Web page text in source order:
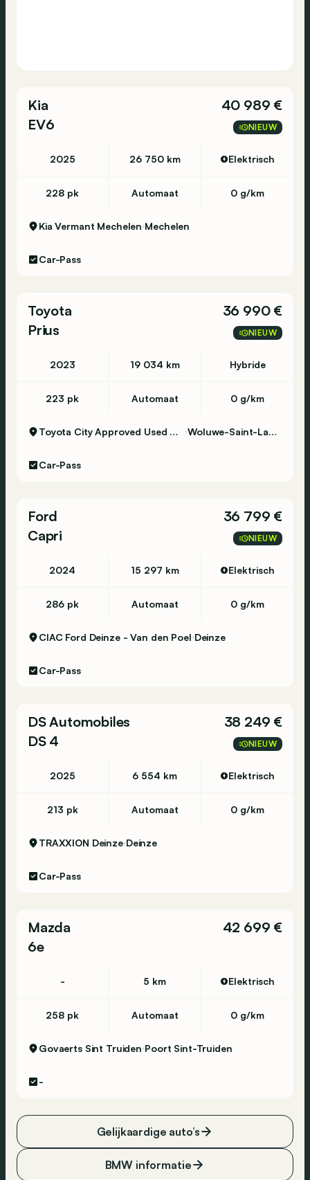
Kia
EV6
40 989 €
NIEUW
2025 26 750 km Elektrisch
228 pk Automaat 0 g/km
Kia Vermant Mechelen Mechelen
Car-Pass
Toyota
Prius
36 990 €
NIEUW
2023 19 034 km Hybride
223 pk Automaat 0 g/km
Toyota City Approved Used Woluwe Woluwe-Saint-Lambert
Car-Pass
Ford
Capri
36 799 €
NIEUW
2024 15 297 km Elektrisch
286 pk Automaat 0 g/km
CIAC Ford Deinze - Van den Poel Deinze
Car-Pass
DS Automobiles
DS 4
38 249 €
NIEUW
2025 6 554 km Elektrisch
213 pk Automaat 0 g/km
TRAXXION Deinze Deinze
Car-Pass
Mazda
6e
42 699 €
- 5 km Elektrisch
258 pk Automaat 0 g/km
Govaerts Sint Truiden Poort Sint-Truiden
-
BMW informatie
Gelijkaardige auto’s